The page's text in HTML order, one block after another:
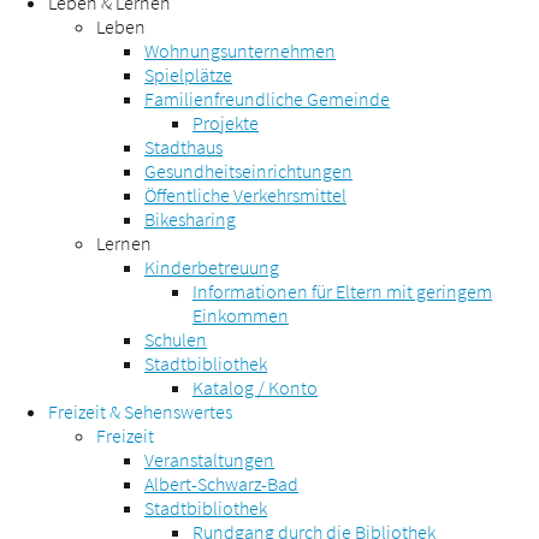
Leben
Wohnungsunternehmen
Spielplätze
Familienfreundliche Gemeinde
Projekte
Stadthaus
Gesundheitseinrichtungen
Öffentliche Verkehrsmittel
Bikesharing
Lernen
Kinderbetreuung
Informationen für Eltern mit geringem
Einkommen
Schulen
Stadtbibliothek
Katalog / Konto
Freizeit & Sehenswertes
Freizeit
Veranstaltungen
Albert-Schwarz-Bad
Stadtbibliothek
Rundgang durch die Bibliothek